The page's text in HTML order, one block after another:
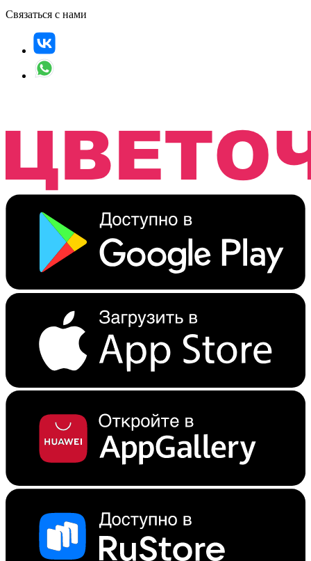
Связаться с нами